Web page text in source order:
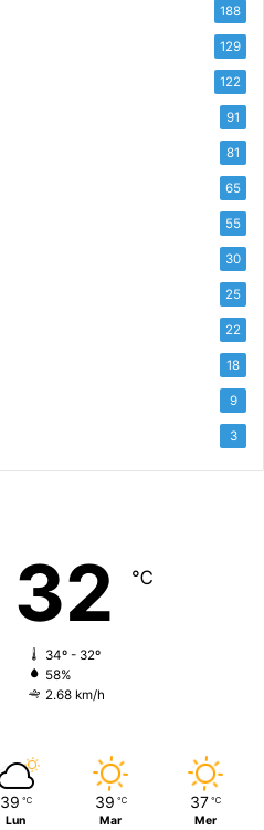
188
129
122
91
81
65
55
30
25
22
18
9
3
32 ℃
34º - 32º
58%
2.68 km/h
39 ℃
Lun
39 ℃
Mar
37 ℃
Mer